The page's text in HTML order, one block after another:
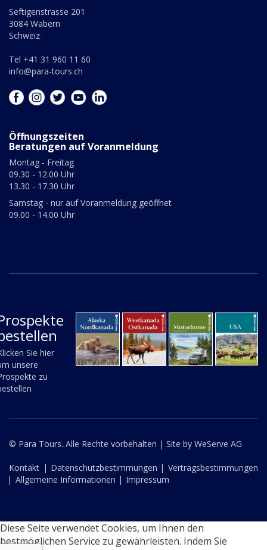
Seftigenstrasse 201
3084 Wabern
Schweiz
Tel +41 31 960 11 60
info@para-tours.ch
Öffnungszeiten
Beratungen auf Voranmeldung
Montag - Freitag
09.30 - 12.00 Uhr
13.30 - 17.30 Uhr
Samstag - nur auf Voranmeldung geöffnet
09.00 - 14.00 Uhr
Sie hier
unsere
zu
© Para Tours. Alle Rechte vorbehalten | Site by WeServe AG
Kontakt | Datenschutzbestimmungen | Vertragsbestimmungen
| Allgemeine Informationen | Impressum
Diese Seite verwendet Cookies, um Ihnen den
bestmöglichen Service zu gewährleisten. Indem Sie